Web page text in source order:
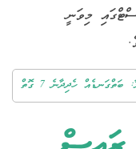
މިވަނީ
ހެދިދާނެ 7 ގޮތް